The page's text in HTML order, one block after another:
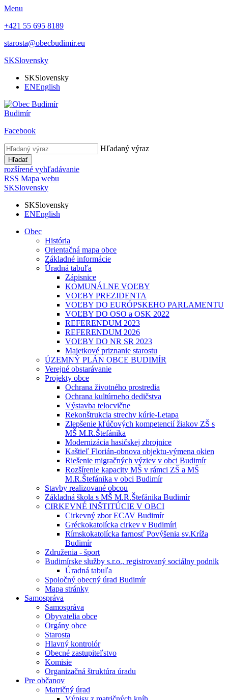
Menu
+421 55 695 8189
starosta@obecbudimir.eu
SKSlovensky
SKSlovensky
ENEnglish
Budimír
Facebook
Hľadaný výraz
Hľadať
rozšírené vyhľadávanie
RSS Mapa webu
SKSlovensky
SKSlovensky
ENEnglish
Obec
História
Orientačná mapa obce
Základné informácie
Úradná tabuľa
Zápisnice
KOMUNÁLNE VOĽBY
VOĽBY PREZIDENTA
VOĽBY DO EURÓPSKEHO PARLAMENTU
VOĽBY DO OSO a OSK 2022
REFERENDUM 2023
REFERENDUM 2026
VOĽBY DO NR SR 2023
Majetkové priznanie starostu
ÚZEMNÝ PLÁN OBCE BUDIMÍR
Verejné obstarávanie
Projekty obce
Ochrana životného prostredia
Ochrana kultúrneho dedičstva
Výstavba telocvične
Rekonštrukcia strechy kúrie-I.etapa
Zlepšenie kľúčových kompetencií žiakov ZŠ s
MŠ M.R.Štefánika
Modernizácia hasičskej zbrojnice
Kaštieľ Florián-obnova objektu-výmena okien
Riešenie migračných výziev v obci Budimír
Rozšírenie kapacity MŠ v rámci ZŠ a MŠ
M.R.Štefánika v obci Budimír
Stavby realizované obcou
Základná škola s MŠ M.R.Štefánika Budimír
CIRKEVNÉ INŠTITÚCIE V OBCI
Cirkevný zbor ECAV Budimír
Gréckokatolícka cirkev v Budimíri
Rímskokatolícka farnosť Povýšenia sv.Kríža
Budimír
Združenia - šport
Budimírske služby s.r.o., registrovaný sociálny podnik
Úradná tabuľa
Spoločný obecný úrad Budimír
Mapa stránky
Samospráva
Samospráva
Obyvatelia obce
Orgány obce
Starosta
Hlavný kontrolór
Obecné zastupiteľstvo
Komisie
Organizačná štruktúra úradu
Pre občanov
Matričný úrad